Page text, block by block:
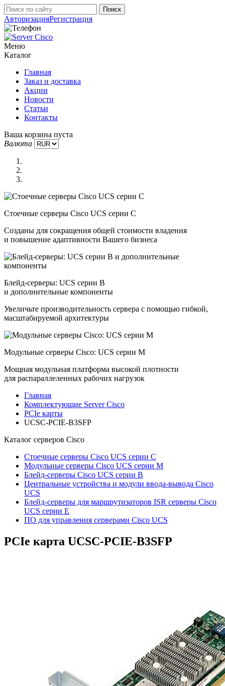
АвторизацияРегистрация
Меню
Каталог
Главная
Заказ и доставка
Акции
Новости
Статьи
Контакты
Ваша корзина пуста
Валюта
Стоечные серверы Cisco UCS серии C
Созданы для сокращения общей стоимости владения
и повышение адаптивности Вашего бизнеса
Блейд-серверы: UCS серии B
и дополнительные компоненты
Увеличьте производительность сервера с помощью гибкой,
масштабируемой архитектуры
Модульные серверы Cisco: UCS серии M
Мощная модульная платформа высокой плотности
для распараллеленных рабочих нагрузок
Главная
Комплектующие Server Cisco
PCIe карты
UCSC-PCIE-B3SFP
Каталог серверов Cisco
Стоечные серверы Cisco UCS серии C
Модульные серверы Cisco UCS серии M
Блейд-серверы Cisco UCS серии B
Центральные устройства и модули ввода-вывода Cisco
UCS
Блейд-серверы для маршрутизаторов ISR серверы Cisco
UCS серии E
ПО для управления серверами Cisco UCS
PCIe карта UCSC-PCIE-B3SFP